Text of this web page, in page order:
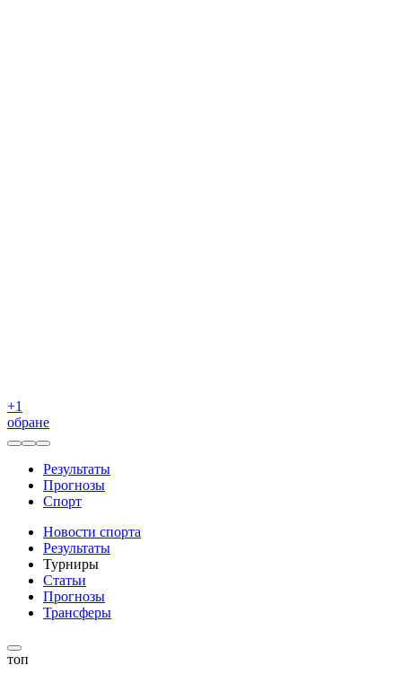
+1
обране
Результаты
Прогнозы
Спорт
Новости спорта
Результаты
Турниры
Статьи
Прогнозы
Трансферы
топ